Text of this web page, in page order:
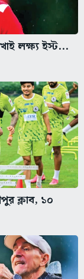
লক্ষ্য ইস্ট...
ক্লাব, ১০